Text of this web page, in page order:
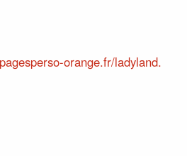
orange.fr/ladyland.